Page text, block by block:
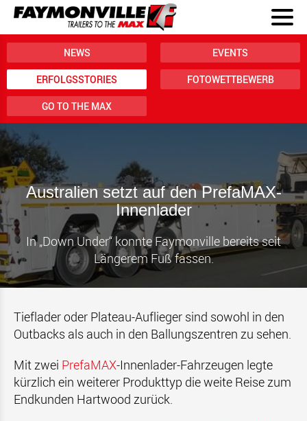
NEWS EVENTS
ERFOLGSSTORIES FOTOWETTBEWERB
GO TO THE MAX
Australien setzt auf den PrefaMAX-
Innenlader
In „Down Under“ konnte Faymonville bereits seit
Längerem Fuß fassen.
Tieflader oder Plateau-Auflieger sind sowohl in den
Outbacks als auch in den Ballungszentren zu sehen.
Mit zwei PrefaMAX-Innenlader-Fahrzeugen legte
kürzlich ein weiterer Produkttyp die weite Reise zum
Endkunden Hartwood zurück.